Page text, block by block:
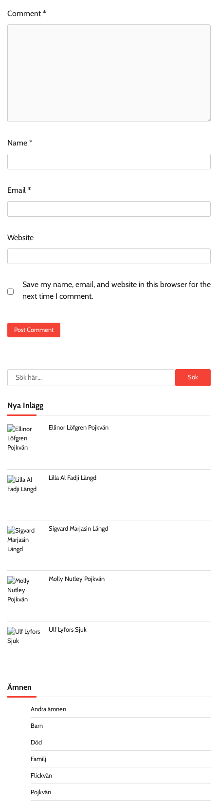
Comment*
Name *
Email *
Website
Save my name, email, and website in this browser for the
next time I comment.
Search Sök
Nya Inlägg
Ellinor Löfgren Pojkvän
Lilla Al Fadji Längd
Sigvard Marjasin Längd
Molly Nutley Pojkvän
Ulf Lyfors Sjuk
Ämnen
Andra ämnen
Barn
Död
Familj
Flickvän
Pojkvän